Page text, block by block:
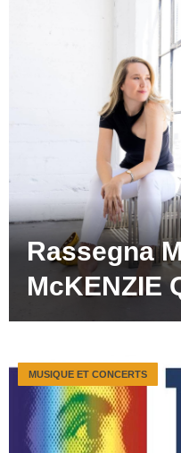
Rassegna
McKENZIE
MUSIQUE ET CONCERTS